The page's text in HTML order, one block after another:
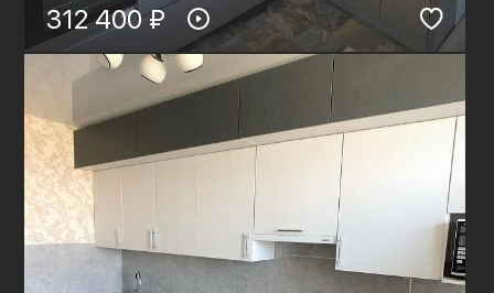
312 400 ₽